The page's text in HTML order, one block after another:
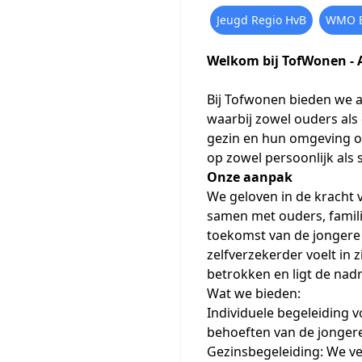
Jeugd Regio HvB WMO
Welkom bij TofWonen
Bij Tofwonen bieden we
waarbij zowel ouders
gezin en hun omgeving
op zowel persoonlijk als
Onze aanpak
We geloven in de kracht
samen met ouders,
toekomst van de
zelfverzekerder voelt in
betrokken en ligt de
Wat we bieden:
Individuele begeleiding
behoeften van de
Gezinsbegeleiding: We